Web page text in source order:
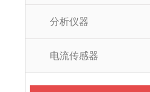
分析仪器
电流传感器